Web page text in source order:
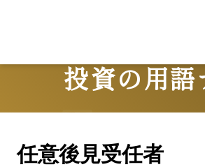
投資の用語
任意後見受任者